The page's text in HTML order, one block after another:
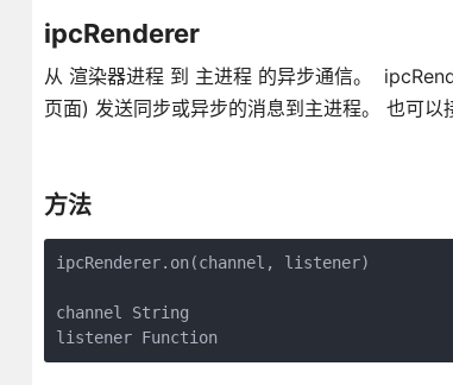
ipcRenderer
从 渲染器进程 到 主进程 的异步通信。
页面) 发送同步或异步的消息到主进程。 也可以
方法
ipcRenderer.on(channel, listener)
channel String
listener Function